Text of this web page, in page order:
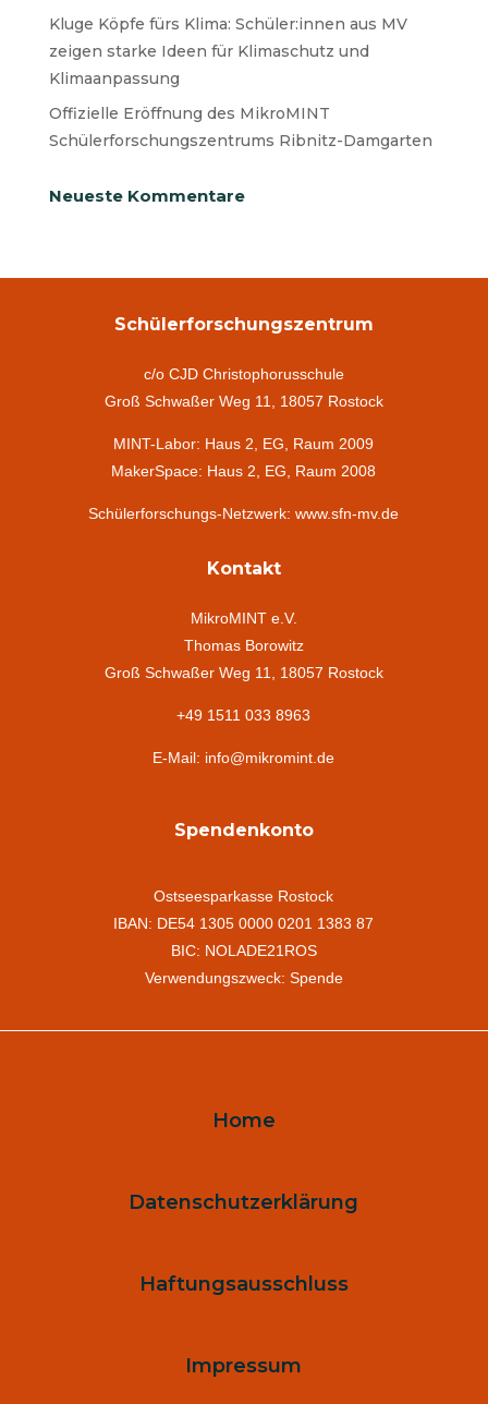
Kluge Köpfe fürs Klima: Schüler:innen aus MV
zeigen starke Ideen für Klimaschutz und
Klimaanpassung
Offizielle Eröffnung des MikroMINT
Schülerforschungszentrums Ribnitz-Damgarten
Neueste Kommentare
Schülerforschungszentrum
c/o CJD Christophorusschule
Groß Schwaßer Weg 11, 18057 Rostock
MINT-Labor: Haus 2, EG, Raum 2009
MakerSpace: Haus 2, EG, Raum 2008
Schülerforschungs-Netzwerk: www.sfn-mv.de
Kontakt
MikroMINT e.V.
Thomas Borowitz
Groß Schwaßer Weg 11, 18057 Rostock
+49 1511 033 8963
E-Mail: info@mikromint.de
Spendenkonto
Ostseesparkasse Rostock
IBAN: DE54 1305 0000 0201 1383 87
BIC: NOLADE21ROS
Verwendungszweck: Spende
Home
Datenschutzerklärung
Haftungsausschluss
Impressum